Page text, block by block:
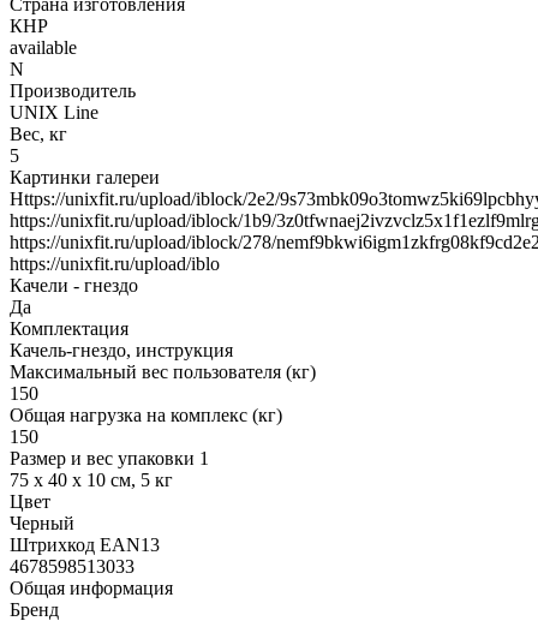
КНР
available
N
Производитель
UNIX Line
Вес, кг
5
Картинки галереи
Https://unixfit.ru/upload/iblock/2e2/
https://unixfit.ru/upload/iblock/1b9/
https://unixfit.ru/upload/iblock/278/
https://unixfit.ru/upload/iblo
Качели - гнездо
Да
Комплектация
Качель-гнездо, инструкция
Максимальный вес пользователя (кг)
150
Общая нагрузка на комплекс (кг)
150
Размер и вес упаковки 1
75 x 40 x 10 см, 5 кг
Цвет
Черный
Штрихкод EAN13
4678598513033
Общая информация
Бренд